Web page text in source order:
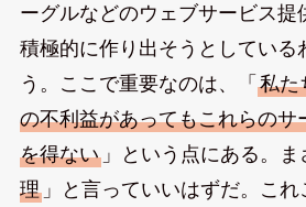
ーグルなどのウェブサービス提
積極的に作り出そうとしている
う。ここで重要なのは、「 私た
の不利益があってもこれらのサ
を得ない」という点にある。ま
理」と言っていいはずだ。これ